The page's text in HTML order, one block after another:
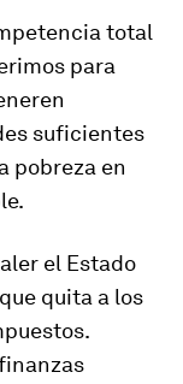
total
para
suficientes
pobreza en
el Estado
quita a los